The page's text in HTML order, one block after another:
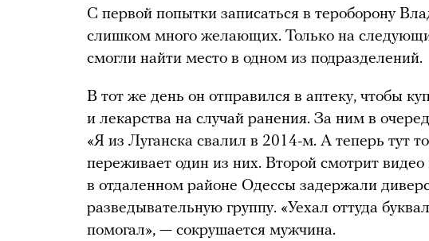
С первой попытки записаться в тероборону
слишком много желающих. Только на
смогли найти место в одном из подразделений.
В тот же день он отправился в аптеку, чтобы
и лекарства на случай ранения. За ним в
«Я из Луганска свалил в 2014-м. А теперь тут
переживает один из них. Второй смотрит
в отдаленном районе Одессы задержали
разведывательную группу. «Уехал оттуда
помогал», — сокрушается мужчина.